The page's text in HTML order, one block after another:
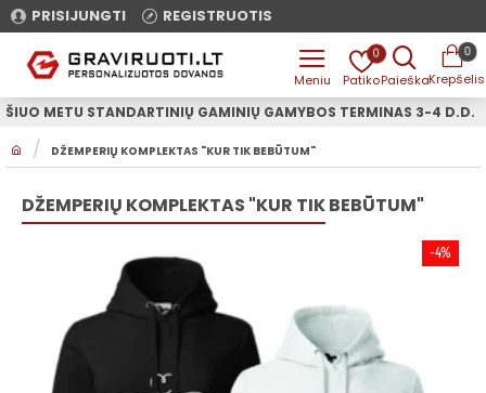
PRISIJUNGTI REGISTRUOTIS
0 0
O
E
DŽEMPERIŲ KOMPLEKTAS "KUR TIK BEBŪTUM"
ŠIUO METU STANDARTINIŲ GAMINIŲ GAMYBOS TERMINAS 3-4 D.D.
DŽEMPERIŲ KOMPLEKTAS "KUR TIK BEBŪTUM"
-4%